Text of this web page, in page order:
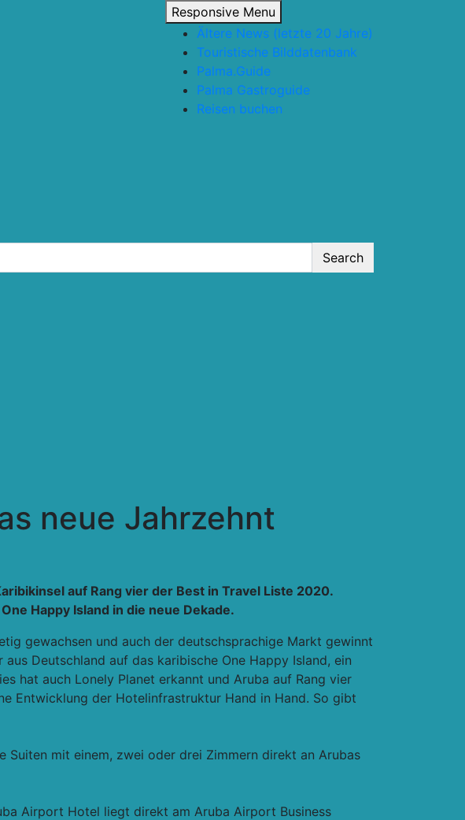
Responsive Menu
Ältere News (letzte 20 Jahre)
Touristische Bilddatenbank
Palma.Guide
Palma Gastroguide
Reisen buchen
Search
neue Jahrzehnt
auf Rang vier der Best in Travel Liste 2020.
Happy Island in die neue Dekade.
gewachsen und auch der deutschsprachige Markt gewinnt
Deutschland auf das karibische One Happy Island, ein
hat auch Lonely Planet erkannt und Aruba auf Rang vier
Entwicklung der Hotelinfrastruktur Hand in Hand. So gibt
mit einem, zwei oder drei Zimmern direkt an Arubas
Airport Hotel liegt direkt am Aruba Airport Business